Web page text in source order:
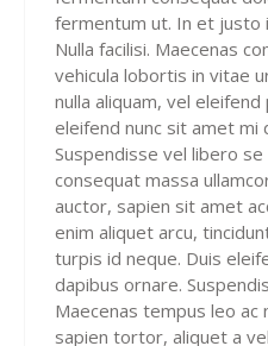
fermentum ut. In et justo
Nulla facilisi. Maecenas
vehicula lobortis in vitae
nulla aliquam, vel
eleifend nunc sit amet mi
Suspendisse vel libero
consequat massa
auctor, sapien sit amet
enim aliquet arcu,
turpis id neque. Duis
dapibus ornare.
Maecenas tempus leo ac
sapien tortor, aliquet a